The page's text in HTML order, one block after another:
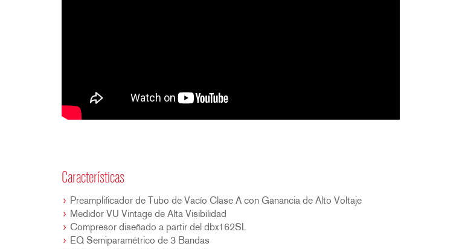
Características
Preamplificador de Tubo de Vacío Clase A con Ganancia de Alto Voltaje
Medidor VU Vintage de Alta Visibilidad
Compresor diseñado a partir del dbx162SL
EQ Semiparamétrico de 3 Bandas